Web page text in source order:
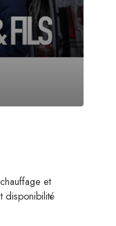
et
disponibilité